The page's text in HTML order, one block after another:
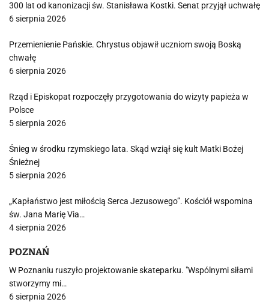
300 lat od kanonizacji św. Stanisława Kostki. Senat przyjął uchwałę
6 sierpnia 2026
Przemienienie Pańskie. Chrystus objawił uczniom swoją Boską
chwałę
6 sierpnia 2026
Rząd i Episkopat rozpoczęły przygotowania do wizyty papieża w
Polsce
5 sierpnia 2026
Śnieg w środku rzymskiego lata. Skąd wziął się kult Matki Bożej
Śnieżnej
5 sierpnia 2026
„Kapłaństwo jest miłością Serca Jezusowego”. Kościół wspomina
św. Jana Marię Via…
4 sierpnia 2026
POZNAŃ
W Poznaniu ruszyło projektowanie skateparku. "Wspólnymi siłami
stworzymy mi…
6 sierpnia 2026